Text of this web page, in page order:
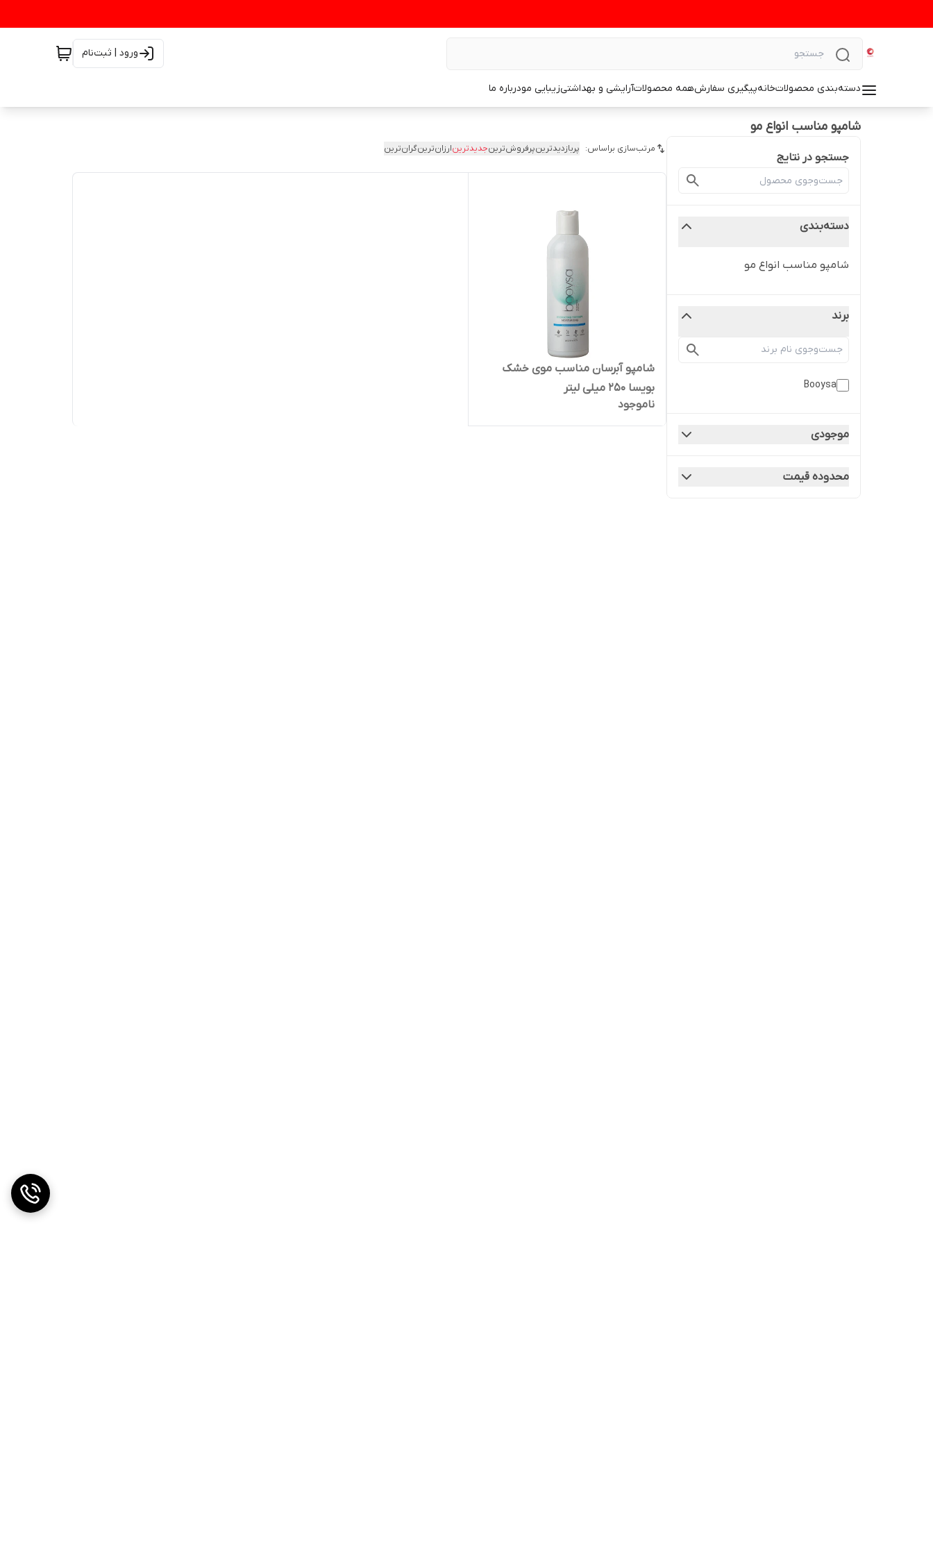
ورود | ثبت‌نام
دسته‌بندی محصولاتخانهپیگیری سفارشهمه محصولاتآرایشی و بهداشتیزیبایی مودرباره ما
شامپو مناسب انواع مو
جستجو در نتایج
دسته‌بندی
شامپو مناسب انواع مو
برند
Booysa
موجودی
محدوده قیمت
مرتب‌سازی براساس: پربازدیدترینپرفروش‌ترینجدیدترینارزان‌ترینگران‌ترین
شامپو آبرسان مناسب موی خشک
بویسا 250 میلی لیتر
ناموجود